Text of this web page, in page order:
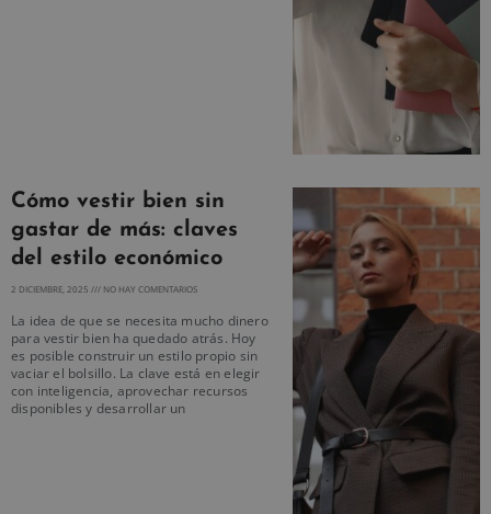
Cómo vestir bien sin
gastar de más: claves
del estilo económico
2 DICIEMBRE, 2025 NO HAY COMENTARIOS
La idea de que se necesita mucho dinero
para vestir bien ha quedado atrás. Hoy
es posible construir un estilo propio sin
vaciar el bolsillo. La clave está en elegir
con inteligencia, aprovechar recursos
disponibles y desarrollar un